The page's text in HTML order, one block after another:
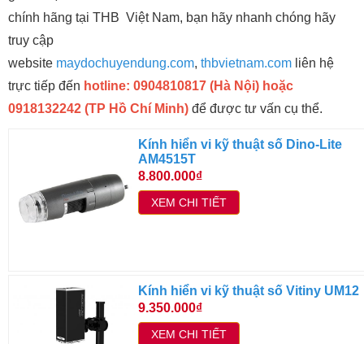
chính hãng tại THB Việt Nam, bạn hãy nhanh chóng hãy
truy cập
website maydochuyendung.com, thbvietnam.com liên hệ
trực tiếp đến hotline: 0904810817 (Hà Nội) hoặc
0918132242 (TP Hồ Chí Minh) để được tư vấn cụ thể.
Kính hiển vi kỹ thuật số Dino-Lite
AM4515T
8.800.000₫
XEM CHI TIẾT
Kính hiển vi kỹ thuật số Vitiny UM12
9.350.000₫
XEM CHI TIẾT